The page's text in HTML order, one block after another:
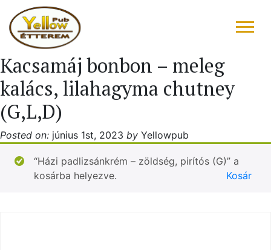
FŐOLDAL
ÉTLAP – ITALLAP
KONYHAFŐNÖK AJÁNLATA
RÓLUNK ÍRTÁK
Kacsamáj bonbon – meleg
kalács, lilahagyma chutney
(G,L,D)
Posted on: június 1st, 2023 by Yellowpub
“Házi padlizsánkrém – zöldség, pirítós (G)” a
kosárba helyezve.
Kosár